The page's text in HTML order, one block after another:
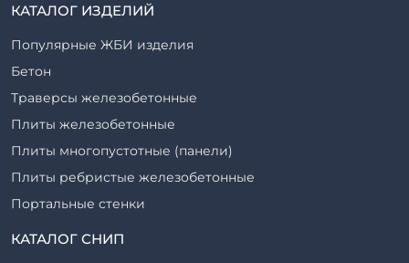
КАТАЛОГ ИЗДЕЛИЙ
Популярные ЖБИ изделия
Бетон
Траверсы железобетонные
Плиты железобетонные
Плиты многопустотные (панели)
Плиты ребристые железобетонные
Портальные стенки
Прогоны железобетонные
КАТАЛОГ СНИП